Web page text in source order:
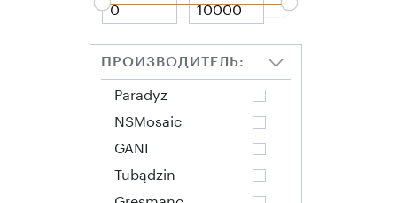
ПРОИЗВОДИТЕЛЬ:
Paradyz
NSMosaic
GANI
Tubądzin